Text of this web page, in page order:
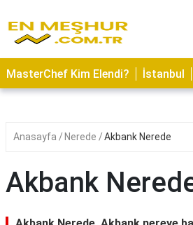
ASTROLOJİ
SAĞLIK
YERLER
MasterChef Kim Elendi? İstanbul
Anasayfa Nerede Akbank Nerede
Akbank